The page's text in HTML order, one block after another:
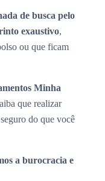
de busca pelo
exaustivo,
ou que ficam
Minha
que realizar
do que você
a burocracia e